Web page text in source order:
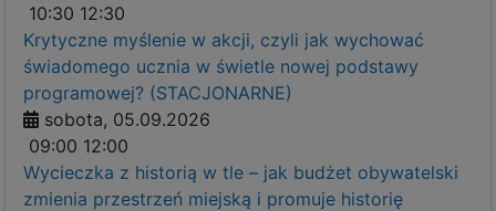
10:30 12:30
Krytyczne myślenie w akcji, czyli jak wychować
świadomego ucznia w świetle nowej podstawy
programowej? (STACJONARNE)
sobota, 05.09.2026
09:00 12:00
Wycieczka z historią w tle – jak budżet obywatelski
zmienia przestrzeń miejską i promuje historię